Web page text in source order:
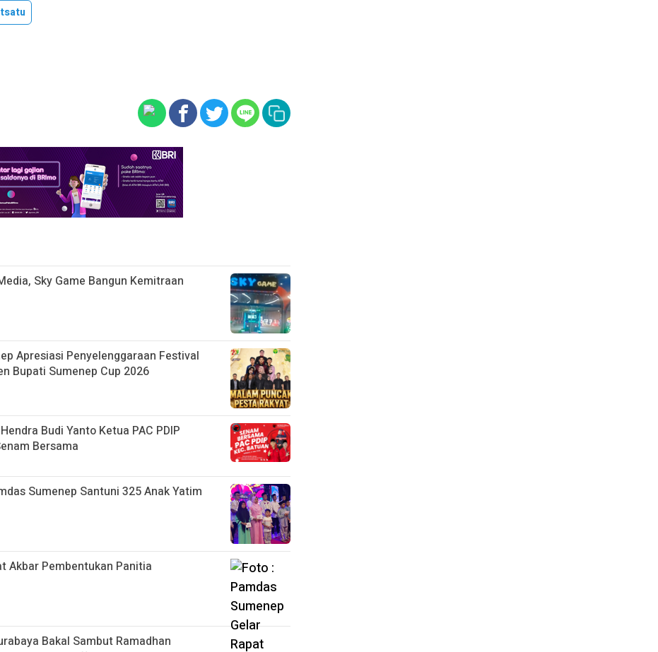
Sky Game Bangun Kemitraan
Apresiasi Penyelenggaraan Festival
Bupati Sumenep Cup 2026
Budi Yanto Ketua PAC PDIP
Bersama
Sumenep Santuni 325 Anak Yatim
Akbar Pembentukan Panitia
Bakal Sambut Ramadhan